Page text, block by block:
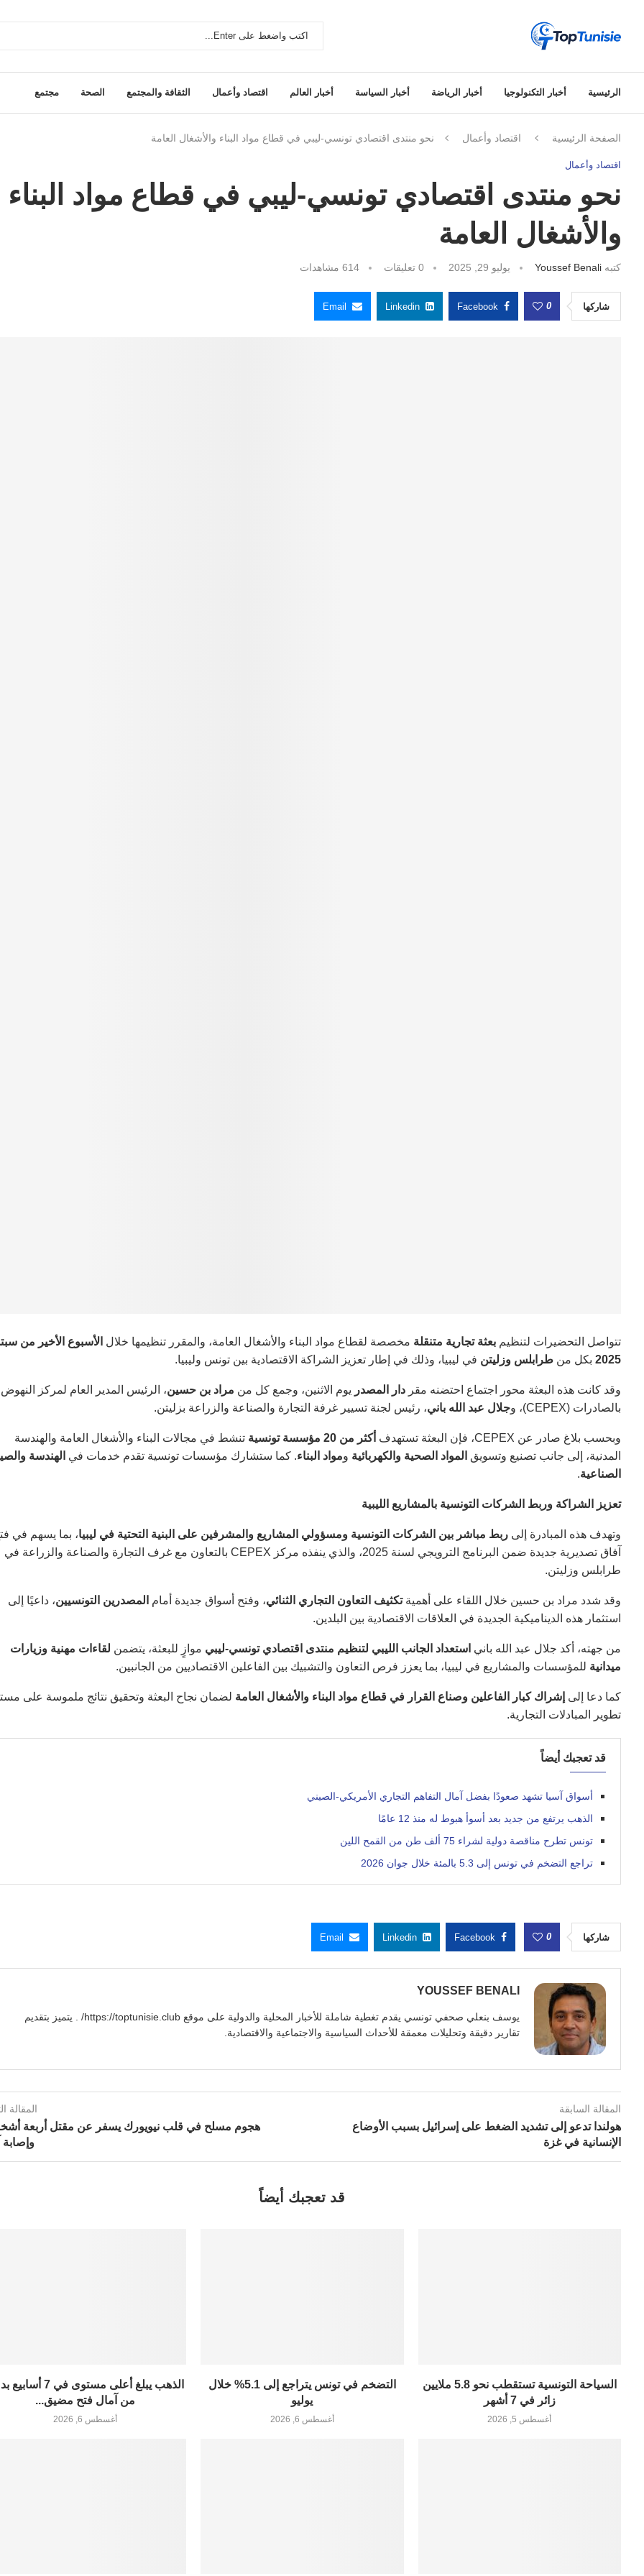
الرئيسية أخبار التكنولوجيا أخبار الرياضة أخبار السياسة أخبار العالم اقتصاد وأعمال الثقافة والمجتمع الصحة مجتمع
الصفحة الرئيسية اقتصاد وأعمال نحو منتدى اقتصادي تونسي-ليبي في قطاع مواد البناء والأشغال العامة
اقتصاد وأعمال
نحو منتدى اقتصادي تونسي-ليبي في قطاع مواد البناء
والأشغال العامة
كتبه Youssef Benali يوليو 29, 2025 0 تعليقات 614 مشاهدات
شاركها 0
Facebook
Linkedin
Email
تتواصل التحضيرات لتنظيم بعثة تجارية متنقلة مخصصة لقطاع مواد البناء والأشغال العامة، والمقرر تنظيمها خلال الأسبوع الأخير من
2025 بكل من طرابلس وزليتن في ليبيا، وذلك في إطار تعزيز الشراكة الاقتصادية بين تونس وليبيا.
وقد كانت هذه البعثة محور اجتماع احتضنه مقر دار المصدر يوم الاثنين، وجمع كل من مراد بن حسين، الرئيس المدير العام لمركز النهوض
بالصادرات (CEPEX)، و
جلال عبد الله باني، رئيس لجنة تسيير غرفة التجارة والصناعة والزراعة بزليتن.
وبحسب بلاغ صادر عن CEPEX، فإن البعثة تستهدف أكثر من 20 مؤسسة تونسية
تنشط في مجالات البناء والأشغال العامة والهندسة
المدنية، إلى جانب تصنيع وتسويق المواد الصحية والكهربائية ومواد البناء. كما ستشارك مؤسسات تونسية تقدم خدمات في الهندسة
الصناعية.
تعزيز الشراكة وربط الشركات التونسية بالمشاريع الليبية
وتهدف هذه المبادرة إلى ربط مباشر بين الشركات التونسية ومسؤولي المشاريع والمشرفين على البنية التحتية في ليبيا، بما يسهم في
آفاق تصديرية جديدة ضمن البرنامج الترويجي لسنة 2025، والذي ينفذه مركز CEPEX بالتعاون مع غرف التجارة والصناعة والزراعة في
طرابلس وزليتن.
وقد شدد مراد بن حسين خلال اللقاء على أهميةتكثيف التعاون التجاري الثنائي، وفتح أسواق جديدة أمام المصدرين التونسيين، داعيًا إلى
استثمار هذه الديناميكية الجديدة في العلاقات الاقتصادية بين البلدين.
من جهته، أكد جلال عبد الله باني استعداد الجانب الليبي لتنظيم منتدى اقتصادي تونسي-ليبي موازٍ للبعثة، يتضمن لقاءات مهنية وزيارات
ميدانية للمؤسسات والمشاريع في ليبيا، بما يعزز فرص التعاون والتشبيك بين الفاعلين الاقتصاديين من الجانبين.
كما دعا إلى إشراك كبار الفاعلين وصناع القرار في قطاع مواد البناء والأشغال العامة لضمان نجاح البعثة وتحقيق نتائج ملموسة على
تطوير المبادلات التجارية.
قد تعجبك أيضاً
أسواق آسيا تشهد صعودًا بفضل آمال التفاهم التجاري الأمريكي-الصيني
الذهب يرتفع من جديد بعد أسوأ هبوط له منذ 12 عامًا
تونس تطرح مناقصة دولية لشراء 75 ألف طن من القمح اللين
تراجع التضخم في تونس إلى 5.3 بالمئة خلال جوان 2026
شاركها 0
Facebook
Linkedin
Email
YOUSSEF BENALI
يوسف بنعلي صحفي تونسي يقدم تغطية شاملة للأخبار المحلية والدولية على موقع https://toptunisie.club/ . يتميز بتقديم
تقارير دقيقة وتحليلات معمقة للأحداث السياسية والاجتماعية والاقتصادية.
المقالة السابقة
هولندا تدعو إلى تشديد الضغط على إسرائيل بسبب الأوضاع
الإنسانية في غزة
المقالة
هجوم مسلح في قلب نيويورك يسفر عن مقتل أربعة
قد تعجبك أيضاً
الذهب يبلغ أعلى مستوى في 7
من آمال فتح مضيق...
أغسطس 6, 2026
التضخم في تونس يتراجع إلى 5.1% خلال
يوليو
أغسطس 6, 2026
السياحة التونسية تستقطب نحو 5.8 ملايين
زائر في 7 أشهر
أغسطس 5, 2026